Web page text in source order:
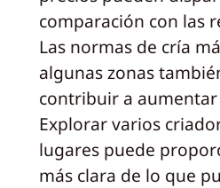
comparación con las
Las normas de cría
algunas zonas
contribuir a aumentar
Explorar varios
lugares puede
más clara de lo que